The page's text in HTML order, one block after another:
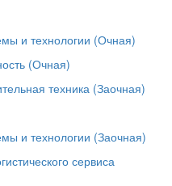
и технологии (Очная)
(Очная)
техника (Заочная)
и технологии (Заочная)
сервиса